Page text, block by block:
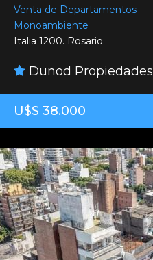
Venta de Departamentos
Monoambiente
Italia 1200. Rosario.
Dunod Propiedades
U$S 38.000